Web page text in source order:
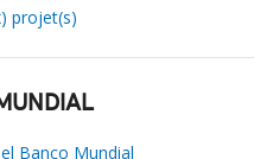
projet(s)
Banco Mundial